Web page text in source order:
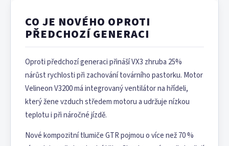
CO JE NOVÉHO OPROTI
PŘEDCHOZÍ GENERACI
Oproti předchozí generaci přináší VX3 zhruba 25%
nárůst rychlosti při zachování továrního pastorku. Motor
Velineon V3200 má integrovaný ventilátor na hřídeli,
který žene vzduch středem motoru a udržuje nízkou
teplotu i při náročné jízdě.
Nové kompozitní tlumiče GTR pojmou o více než 70 %